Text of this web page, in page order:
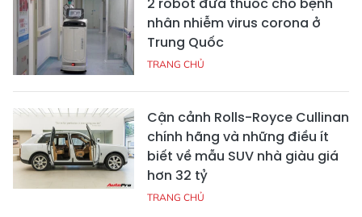
nhân nhiễm virus corona ở
Trung Quốc
TRANG CHỦ
Cận cảnh Rolls-Royce Cullinan
chính hãng và những điều ít
biết về mẫu SUV nhà giàu giá
hơn 32 tỷ
TRANG CHỦ